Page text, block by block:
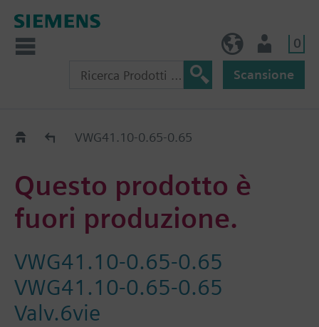
0
Scansione
Old2NewVWG41.10-0.65-0.65
Questo prodotto è
fuori produzione.
VWG41.10-0.65-0.65
VWG41.10-0.65-0.65
Valv.6vie